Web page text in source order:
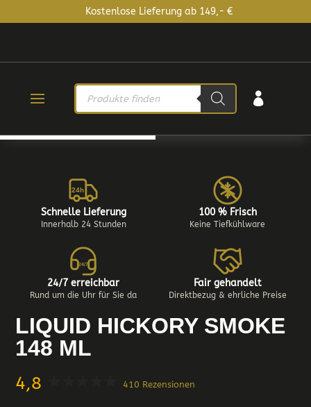
Kostenlose Lieferung ab 149,- €
PRODUCTS
SEARCH

LIQUID HICKORY SMOKE
148 ML
4,8 410 Rezensionen
24h
Schnelle Lieferung
Innerhalb 24 Stunden
100 % Frisch
Keine Tiefkühlware
24/7
24/7 erreichbar
Rund um die Uhr für Sie da
Fair gehandelt
Direktbezug & ehrliche Preise